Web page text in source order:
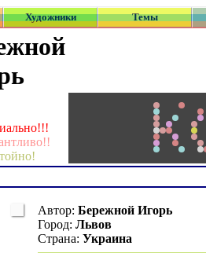
Художники Темы
Автор: Бережной Игорь
Город: Львов
Страна: Украина